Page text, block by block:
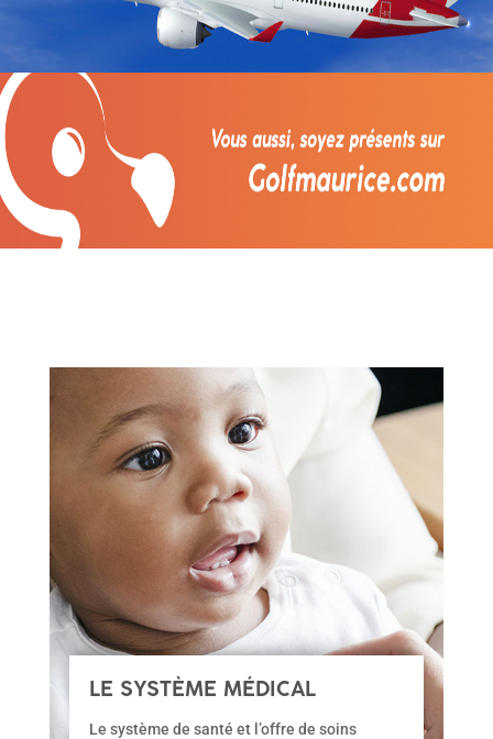
LE SYSTÈME MÉDICAL
MAURICIEN
Le système de santé et l’offre de soins